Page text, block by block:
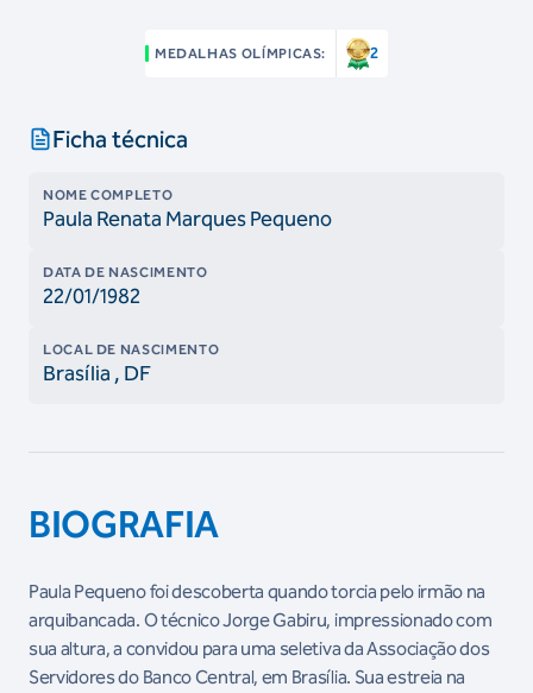
MEDALHAS OLÍMPICAS: 2
Ficha técnica
NOME COMPLETO
Paula Renata Marques Pequeno
DATA DE NASCIMENTO
22/01/1982
LOCAL DE NASCIMENTO
Brasília , DF
BIOGRAFIA
Paula Pequeno foi descoberta quando torcia pelo irmão na
arquibancada. O técnico Jorge Gabiru, impressionado com
sua altura, a convidou para uma seletiva da Associação dos
Servidores do Banco Central, em Brasília. Sua estreia na